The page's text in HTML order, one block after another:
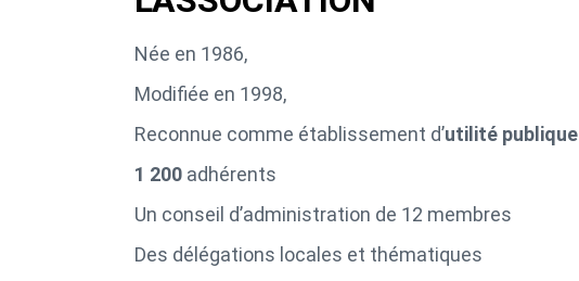
Née en 1986,
Modifiée en 1998,
Reconnue comme établissement d’utilité publique
1 200 adhérents
Un conseil d’administration de 12 membres
Des délégations locales et thématiques